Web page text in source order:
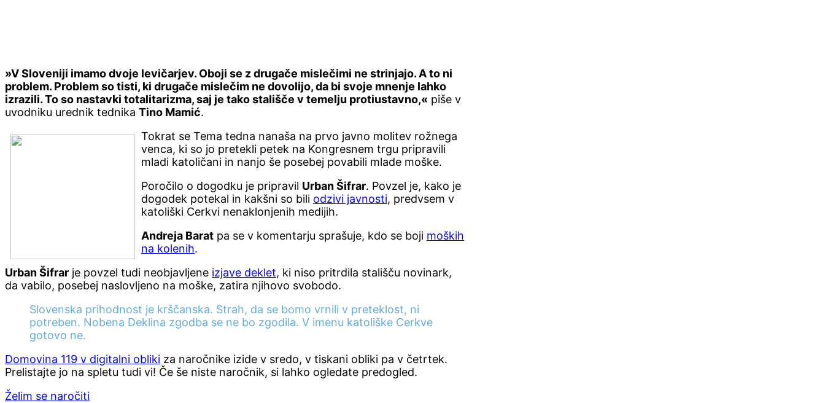
»V Sloveniji imamo dvoje levičarjev. Oboji se z drugače mislečimi ne strinjajo. A to ni
problem. Problem so tisti, ki drugače mislečim ne dovolijo, da bi svoje mnenje lahko
izrazili. To so nastavki totalitarizma, saj je tako stališče v temelju protiustavno,« piše v
uvodniku urednik tednika Tino Mamić.
Tokrat se Tema tedna nanaša na prvo javno molitev rožnega
venca, ki so jo pretekli petek na Kongresnem trgu pripravili
mladi katoličani in nanjo še posebej povabili mlade moške.
Poročilo o dogodku je pripravil Urban Šifrar. Povzel je, kako je
dogodek potekal in kakšni so bili odzivi javnosti, predvsem v
katoliški Cerkvi nenaklonjenih medijih.
Andreja Barat pa se v komentarju sprašuje, kdo se boji moških
na kolenih.
Urban Šifrar je povzel tudi neobjavljene izjave deklet, ki niso pritrdila stališču novinark,
da vabilo, posebej naslovljeno na moške, zatira njihovo svobodo.
Slovenska prihodnost je krščanska. Strah, da se bomo vrnili v preteklost, ni
potreben. Nobena Deklina zgodba se ne bo zgodila. V imenu katoliške Cerkve
gotovo ne.
Domovina 119 v digitalni obliki za naročnike izide v sredo, v tiskani obliki pa v četrtek.
Prelistajte jo na spletu tudi vi! Če še niste naročnik, si lahko ogledate predogled.
Želim se naročiti